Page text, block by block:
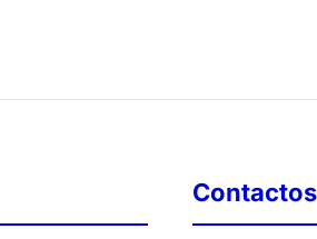
Contactos